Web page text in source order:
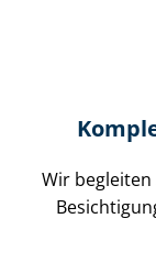
Wir begleiten